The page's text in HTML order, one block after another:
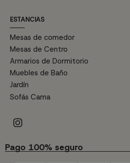
ESTANCIAS
Mesas de comedor
Mesas de Centro
Armarios de Dormitorio
Muebles de Baño
Jardín
Sofás Cama
Pago 100% seguro